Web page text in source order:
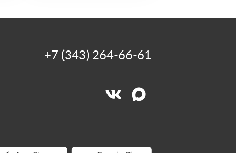
+7 (343) 264-66-61